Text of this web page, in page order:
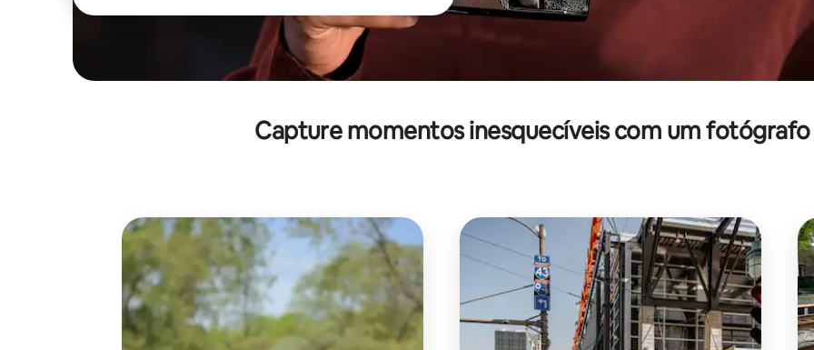
Capture momentos inesquecíveis com um